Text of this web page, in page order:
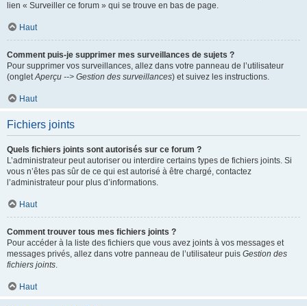
lien « Surveiller ce forum » qui se trouve en bas de page.
Haut
Comment puis-je supprimer mes surveillances de sujets ?
Pour supprimer vos surveillances, allez dans votre panneau de l’utilisateur
(ongletAperçu --> Gestion des surveillances) et suivez les instructions.
Haut
Fichiers joints
Quels fichiers joints sont autorisés sur ce forum ?
L’administrateur peut autoriser ou interdire certains types de fichiers joints. Si
vous n’êtes pas sûr de ce qui est autorisé à être chargé, contactez
l’administrateur pour plus d’informations.
Haut
Comment trouver tous mes fichiers joints ?
Pour accéder à la liste des fichiers que vous avez joints à vos messages et
messages privés, allez dans votre panneau de l’utilisateur puis Gestion des
fichiers joints.
Haut